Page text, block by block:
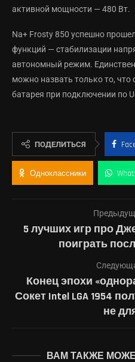
активной мощности — 480 Вт.
Na+ Frosty 850 успешно
функций — стабилизации
автономный режим.
можно назвать только то, что
батарея при подключении по
ПОДЕЛИТЬСЯ
Одноклассники
5 лучших игр про
поиграть
Конец эпохи
Сокет Intel LGA 1954
не
ВАМ ТАКЖЕ